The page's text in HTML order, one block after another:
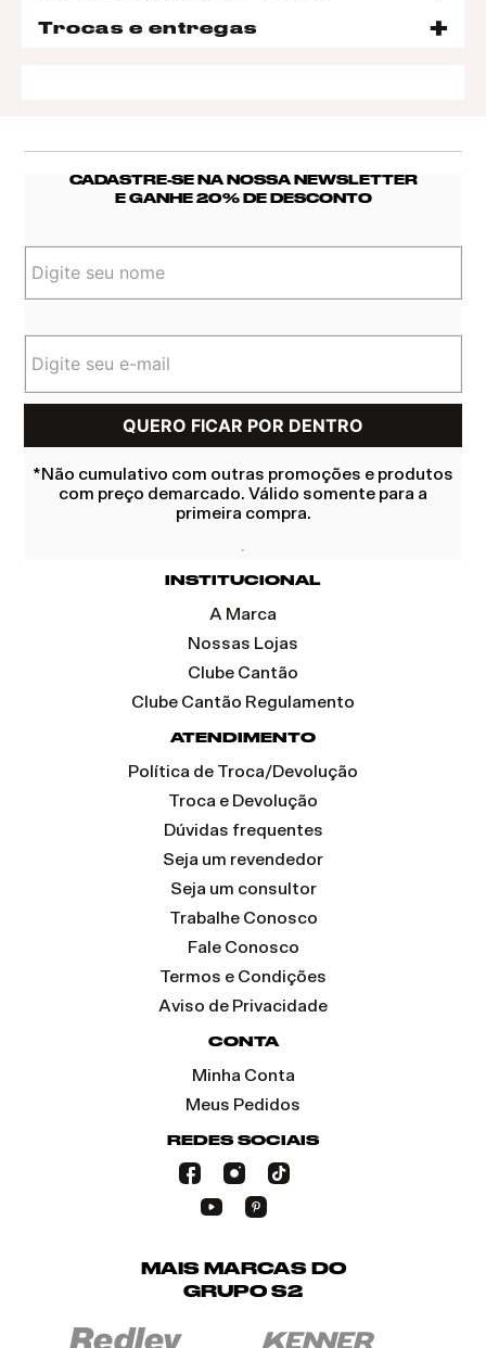
Trocas e entregas
CADASTRE-SE NA NOSSA NEWSLETTER
E GANHE 20% DE DESCONTO
*Não cumulativo com outras promoções e produtos
com preço demarcado. Válido somente para a
primeira compra.
INSTITUCIONAL
A Marca
Nossas Lojas
Clube Cantão
Clube Cantão Regulamento
ATENDIMENTO
Política de Troca/Devolução
Troca e Devolução
Dúvidas frequentes
Seja um revendedor
Seja um consultor
Trabalhe Conosco
Fale Conosco
Termos e Condições
Aviso de Privacidade
CONTA
Minha Conta
Meus Pedidos
REDES SOCIAIS
MAIS MARCAS DO
GRUPO S2